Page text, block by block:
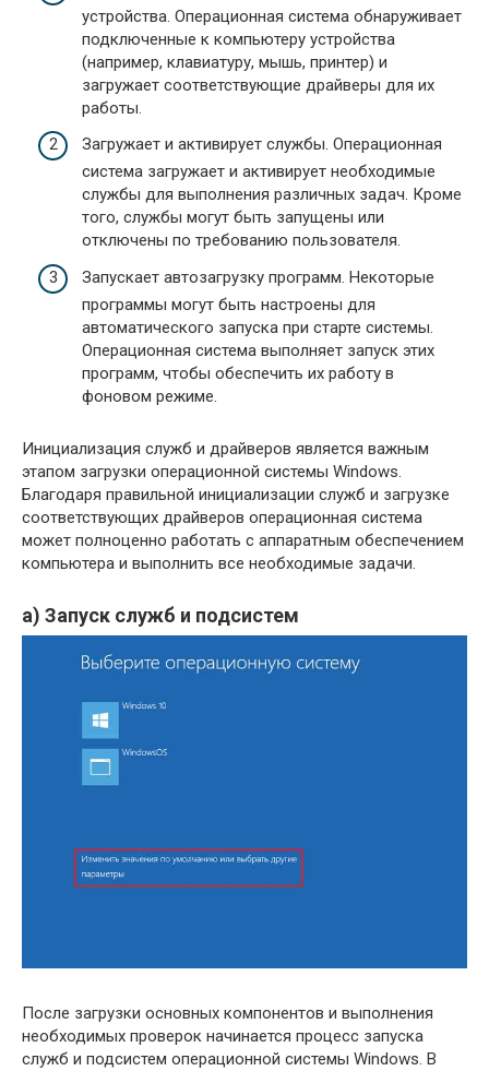
устройства. Операционная система обнаруживает
подключенные к компьютеру устройства
(например, клавиатуру, мышь, принтер) и
загружает соответствующие драйверы для их
работы.
Загружает и активирует службы. Операционная
система загружает и активирует необходимые
службы для выполнения различных задач. Кроме
того, службы могут быть запущены или
отключены по требованию пользователя.
Запускает автозагрузку программ. Некоторые
программы могут быть настроены для
автоматического запуска при старте системы.
Операционная система выполняет запуск этих
программ, чтобы обеспечить их работу в
фоновом режиме.
Инициализация служб и драйверов является важным
этапом загрузки операционной системы Windows.
Благодаря правильной инициализации служб и загрузке
соответствующих драйверов операционная система
может полноценно работать с аппаратным обеспечением
компьютера и выполнить все необходимые задачи.
а) Запуск служб и подсистем
После загрузки основных компонентов и выполнения
необходимых проверок начинается процесс запуска
служб и подсистем операционной системы Windows. В